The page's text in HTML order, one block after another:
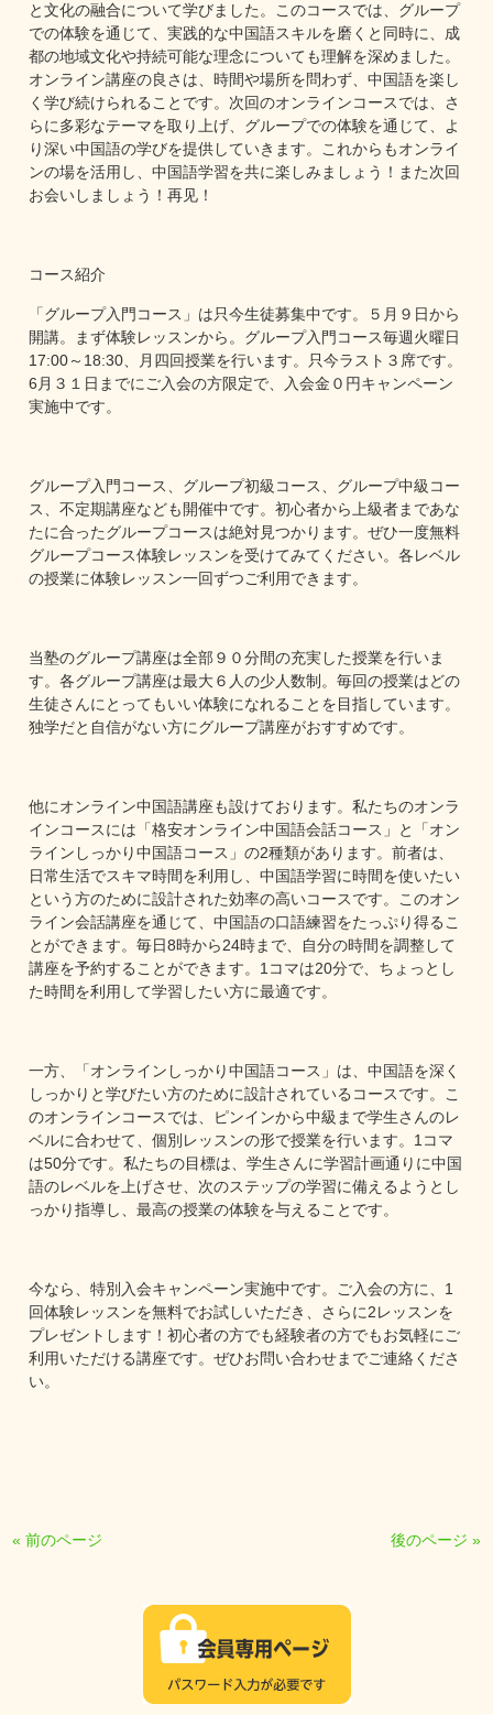
と文化の融合について学びました。このコースでは、グループ
での体験を通じて、実践的な中国語スキルを磨くと同時に、成
都の地域文化や持続可能な理念についても理解を深めました。
オンライン講座の良さは、時間や場所を問わず、中国語を楽し
く学び続けられることです。次回のオンラインコースでは、さ
らに多彩なテーマを取り上げ、グループでの体験を通じて、よ
り深い中国語の学びを提供していきます。これからもオンライ
ンの場を活用し、中国語学習を共に楽しみましょう！また次回
お会いしましょう！再见！
コース紹介
「グループ入門コース」は只今生徒募集中です。５月９日から
開講。まず体験レッスンから。グループ入門コース毎週火曜日
17:00～18:30、月四回授業を行います。只今ラスト３席です。
6月３１日までにご入会の方限定で、入会金０円キャンペーン
実施中です。
グループ入門コース、グループ初級コース、グループ中級コー
ス、不定期講座なども開催中です。初心者から上級者まであな
たに合ったグループコースは絶対見つかります。ぜひ一度無料
グループコース体験レッスンを受けてみてください。各レベル
の授業に体験レッスン一回ずつご利用できます。
当塾のグループ講座は全部９０分間の充実した授業を行いま
す。各グループ講座は最大６人の少人数制。毎回の授業はどの
生徒さんにとってもいい体験になれることを目指しています。
独学だと自信がない方にグループ講座がおすすめです。
他にオンライン中国語講座も設けております。私たちのオンラ
インコースには「格安オンライン中国語会話コース」と「オン
ラインしっかり中国語コース」の2種類があります。前者は、
日常生活でスキマ時間を利用し、中国語学習に時間を使いたい
という方のために設計された効率の高いコースです。このオン
ライン会話講座を通じて、中国語の口語練習をたっぷり得るこ
とができます。毎日8時から24時まで、自分の時間を調整して
講座を予約することができます。1コマは20分で、ちょっとし
た時間を利用して学習したい方に最適です。
一方、「オンラインしっかり中国語コース」は、中国語を深く
しっかりと学びたい方のために設計されているコースです。こ
のオンラインコースでは、ピンインから中級まで学生さんのレ
ベルに合わせて、個別レッスンの形で授業を行います。1コマ
は50分です。私たちの目標は、学生さんに学習計画通りに中国
語のレベルを上げさせ、次のステップの学習に備えるようとし
っかり指導し、最高の授業の体験を与えることです。
今なら、特別入会キャンペーン実施中です。ご入会の方に、1
回体験レッスンを無料でお試しいただき、さらに2レッスンを
プレゼントします！初心者の方でも経験者の方でもお気軽にご
利用いただける講座です。ぜひお問い合わせまでご連絡くださ
い。
« 前のページ 後のページ »